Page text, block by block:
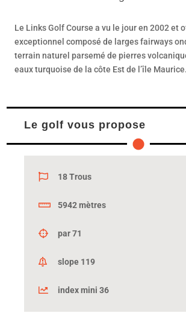
Le Links Golf Course a vu le jour en 2002 et
exceptionnel composé de larges fairways
terrain naturel parsemé de pierres
eaux turquoise de la côte Est de l’île Maurice.
Le golf vous propose
18 Trous
5942 mètres
par 71
slope 119
index mini 36